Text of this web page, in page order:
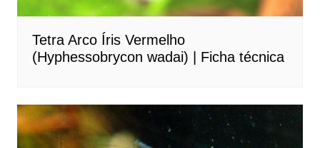
Tetra Arco Íris Vermelho
(Hyphessobrycon wadai) | Ficha técnica